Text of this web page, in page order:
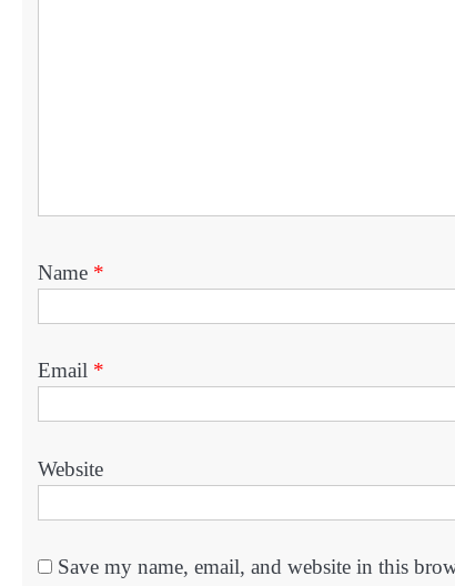
Name *
Email *
Website
Save my name, email, and website in this